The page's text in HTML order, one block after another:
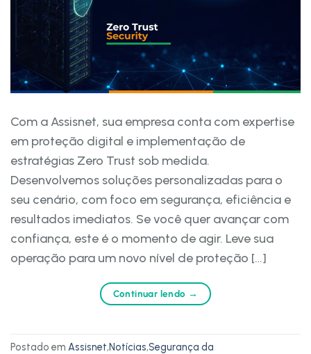
Com a Assisnet, sua empresa conta com expertise
em proteção digital e implementação de
estratégias Zero Trust sob medida.
Desenvolvemos soluções personalizadas para o
seu cenário, com foco em segurança, eficiência e
resultados imediatos. Se você quer avançar com
confiança, este é o momento de agir. Leve sua
operação para um novo nível de proteção […]
Continuar lendo →
Postado em Assisnet,Notícias,Segurança da